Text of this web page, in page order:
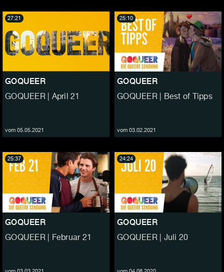
GOQUEER
GOQUEER | April 21
vom 05.05.2021
27:21
GOQUEER
GOQUEER | Best of Tipps
vom 03.02.2021
25:10
GOQUEER
GOQUEER | Februar 21
25:37
GOQUEER
GOQUEER | Juli 20
24:24